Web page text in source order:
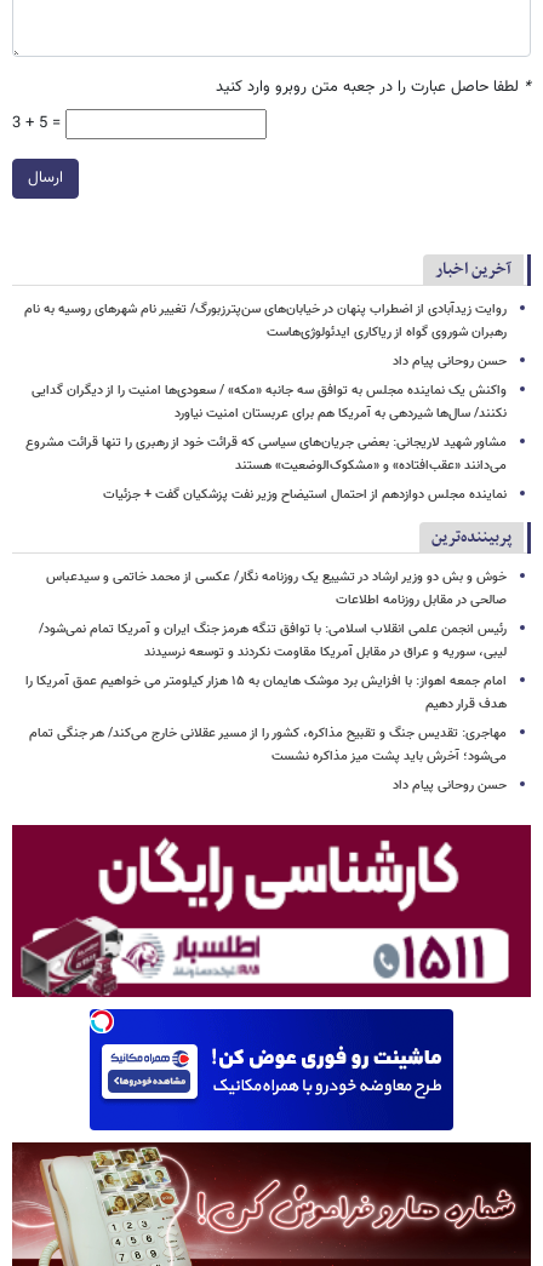
* لطفا حاصل عبارت را در جعبه متن روبرو وارد کنید
3 + 5 =
ارسال
آخرین اخبار
روایت زیدآبادی از اضطراب پنهان در خیابان‌های سن‌پترزبورگ/ تغییر نام شهرهای روسیه به نام
رهبران شوروی گواه از ریاکاری ایدئولوژی‌هاست
حسن روحانی پیام داد
واکنش یک نماینده مجلس به توافق سه جانبه «مکه» / سعودی‌ها امنیت را از دیگران گدایی
نکنند/ سال‌ها شیردهی به آمریکا هم برای عربستان امنیت نیاورد
مشاور شهید لاریجانی: بعضی جریان‌های سیاسی که قرائت خود از رهبری را تنها قرائت مشروع
می‌دانند «عقب‌افتاده» و «مشکوک‌الوضعیت» هستند
نماینده مجلس دوازدهم از احتمال استیضاح وزیر نفت پزشکیان گفت + جزئیات
پربیننده‌ترین
خوش و بش دو وزیر ارشاد در تشییع یک روزنامه نگار/ عکسی از محمد خاتمی و سیدعباس
صالحی در مقابل روزنامه اطلاعات
رئیس انجمن علمی انقلاب اسلامی: با توافق تنگه هرمز جنگ ایران و آمریکا تمام نمی‌شود/
لیبی، سوریه و عراق در مقابل آمریکا مقاومت نکردند و توسعه نرسیدند
امام‌ جمعه اهواز: با افزایش برد موشک هایمان به ۱۵ هزار کیلومتر می خواهیم عمق آمریکا را
هدف قرار دهیم
مهاجری: تقدیس جنگ و تقبیح مذاکره، کشور را از مسیر عقلانی خارج می‌کند/ هر جنگی تمام
می‌شود؛ آخرش باید پشت میز مذاکره نشست
حسن روحانی پیام داد